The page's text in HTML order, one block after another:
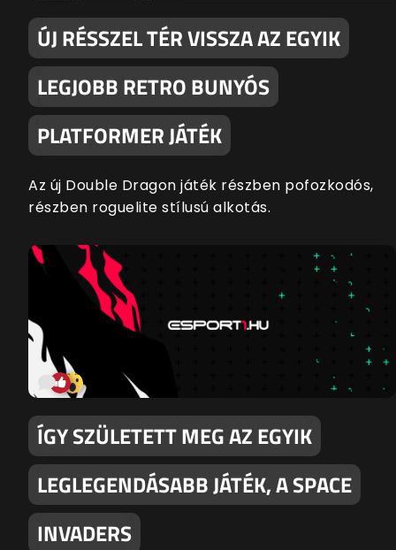
ÚJ RÉSSZEL TÉR VISSZA AZ EGYIK
LEGJOBB RETRO BUNYÓS
PLATFORMER JÁTÉK
Az új Double Dragon játék részben pofozkodós,
részben roguelite stílusú alkotás.
ÍGY SZÜLETETT MEG AZ EGYIK
LEGLEGENDÁSABB JÁTÉK, A SPACE
INVADERS